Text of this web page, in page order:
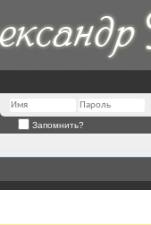
Запомнить?